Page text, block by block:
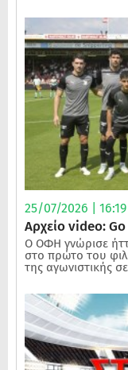
25/07/2026 | 16:19
Αρχείο video:
Ο ΟΦΗ γνώρισε
στο πρώτο του
της αγωνιστικής